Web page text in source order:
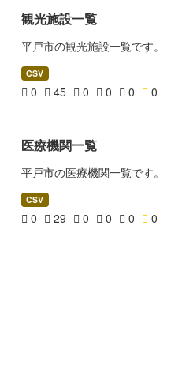
観光施設一覧
平戸市の観光施設一覧です。
CSV
0 45 0 0 0 0
医療機関一覧
平戸市の医療機関一覧です。
CSV
0 29 0 0 0 0